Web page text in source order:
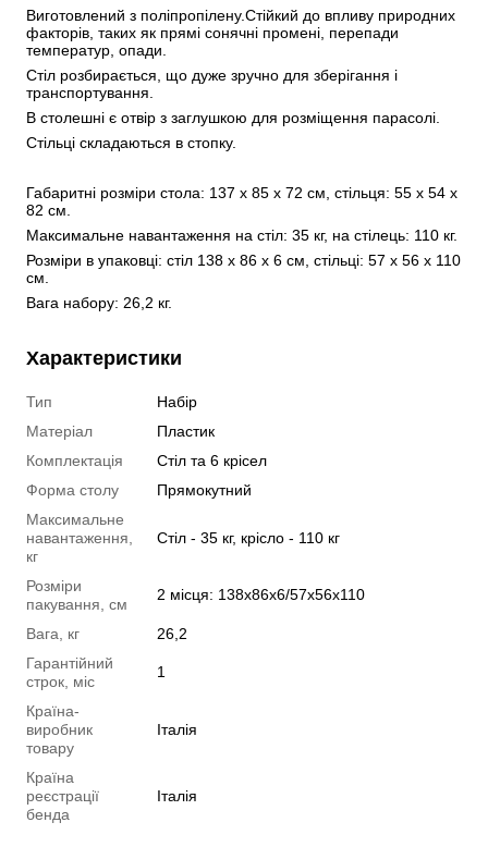
Виготовлений з поліпропілену.Стійкий до впливу природних
факторів, таких як прямі сонячні промені, перепади
температур, опади.
Стіл розбирається, що дуже зручно для зберігання і
транспортування.
В столешні є отвір з заглушкою для розміщення парасолі.
Стільці складаються в стопку.
Габаритні розміри стола: 137 х 85 х 72 см, стільця: 55 х 54 х
82 см.
Максимальне навантаження на стіл: 35 кг, на стілець: 110 кг.
Розміри в упаковці: стіл 138 х 86 х 6 см, стільці: 57 х 56 х 110
см.
Вага набору: 26,2 кг.
Характеристики
Тип
Набір
Матеріал
Пластик
Комплектація
Стіл та 6 крісел
Форма столу
Прямокутний
Максимальне
навантаження,
кг
Стіл - 35 кг, крісло - 110 кг
Розміри
пакування, см
2 місця: 138x86x6/57x56x110
Вага, кг
26,2
Гарантійний
строк, міс
1
Країна-
виробник
товару
Італія
Країна
реєстрації
бенда
Італія